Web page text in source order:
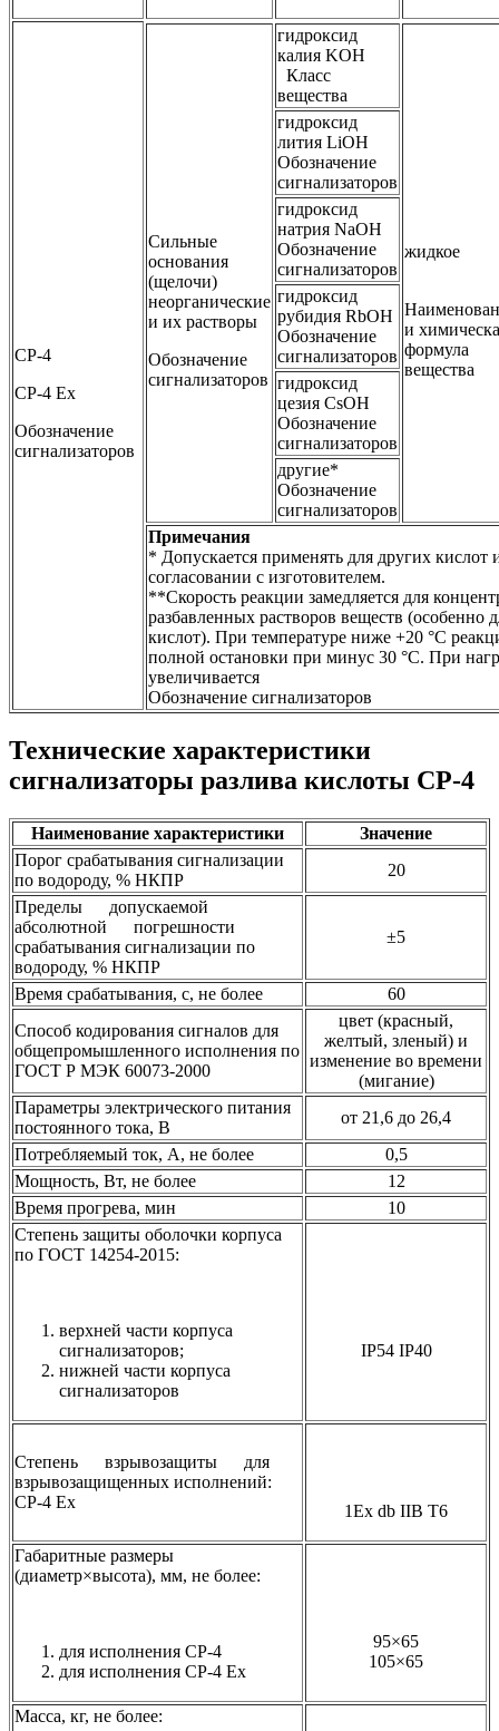
СР-4
СР-4 Ех
Обозначение
сигнализаторов
Сильные
основания
(щелочи)
неорганические
и их растворы
Обозначение
сигнализаторов
гидроксид
калия KOH
Класс
вещества
жидкое
и
формула
вещества
гидроксид
лития LiOH
Обозначение
сигнализаторов
гидроксид
натрия NaOH
Обозначение
сигнализаторов
гидроксид
рубидия RbOH
Обозначение
сигнализаторов
гидроксид
цезия CsOH
Обозначение
сигнализаторов
другие*
Обозначение
сигнализаторов
Примечания
* Допускается применять для других кислот
согласовании с изготовителем.
**Скорость реакции замедляется для
разбавленных растворов веществ (особенно
кислот). При температуре ниже +20 °С
полной остановки при минус 30 °С. При
увеличивается
Обозначение сигнализаторов
Технические характеристики
сигнализаторы разлива кислоты СР-4
Наименование характеристики
Значение
Порог срабатывания сигнализации
по водороду, % НКПР
20
Пределы допускаемой
абсолютной погрешности
срабатывания сигнализации по
водороду, % НКПР
±5
Время срабатывания, с, не более
60
Способ кодирования сигналов для
общепромышленного исполнения по
ГОСТ Р МЭК 60073-2000
цвет (красный,
желтый, зленый) и
изменение во времени
(мигание)
Параметры электрического питания
постоянного тока, В
от 21,6 до 26,4
Потребляемый ток, А, не более
0,5
Мощность, Вт, не более
12
Время прогрева, мин
10
Степень защиты оболочки корпуса
по ГОСТ 14254-2015:
верхней части корпуса
сигнализаторов;
нижней части корпуса
сигнализаторов
IP54 IP40
Степень взрывозащиты для
взрывозащищенных исполнений:
СР-4 Ех
1Ex db IIB T6
Габаритные размеры
(диаметр×высота), мм, не более:
для исполнения СР-4
для исполнения СР-4 Ех
95×65
105×65
Масса, кг, не более: